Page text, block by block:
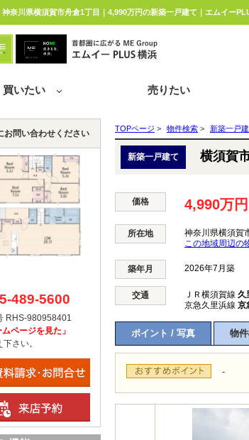
川県横須賀市舟倉1丁目｜4,990万円の新築一戸建て｜エムイー
買いたい 売りたい
TOPページ > 物件検索 > 新築一戸
新築一戸建て 横須賀
価格 4,990万円
所在地 神奈川県横須賀
この地域周辺の
築年月 2026年7月築
交通 ＪＲ横須賀線 久
京急久里浜線 京
ポイント / 写真 物
-
お問い合わせください
489-5600
RHS-980958401
ページを見た」
さい。